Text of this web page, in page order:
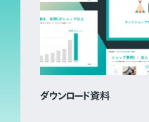
ダウンロード資料